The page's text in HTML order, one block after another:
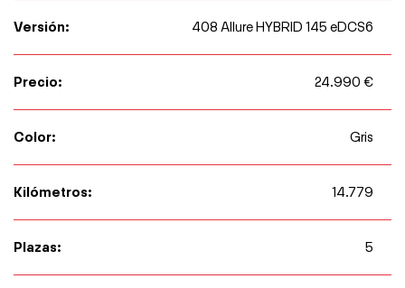
Versión: 408 Allure HYBRID 145 eDCS6
Precio: 24.990 €
Color: Gris
Kilómetros: 14.779
Plazas: 5